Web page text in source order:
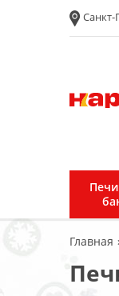
Санкт-
Главная